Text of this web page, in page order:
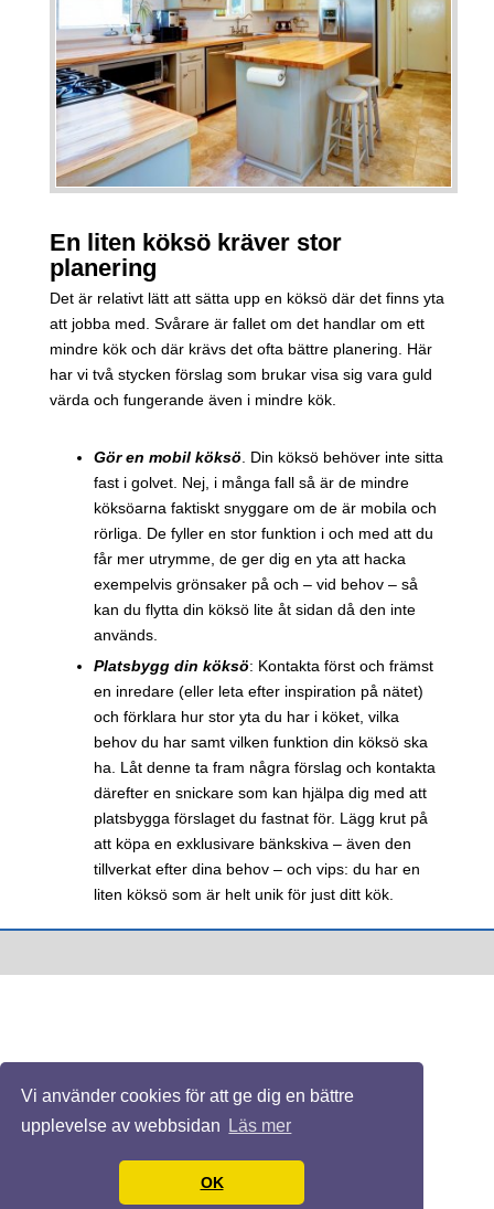
Vi använder cookies för att ge dig en bättre
upplevelse av webbsidan
Läs mer
OK
En liten köksö kräver stor
planering
Det är relativt lätt att sätta upp en köksö där det finns yta
att jobba med. Svårare är fallet om det handlar om ett
mindre kök och där krävs det ofta bättre planering. Här
har vi två stycken förslag som brukar visa sig vara guld
värda och fungerande även i mindre kök.
Gör en mobil köksö . Din köksö behöver inte sitta
fast i golvet. Nej, i många fall så är de mindre
köksöarna faktiskt snyggare om de är mobila och
rörliga. De fyller en stor funktion i och med att du
får mer utrymme, de ger dig en yta att hacka
exempelvis grönsaker på och – vid behov – så
kan du flytta din köksö lite åt sidan då den inte
används.
Platsbygg din köksö: Kontakta först och främst
en inredare (eller leta efter inspiration på nätet)
och förklara hur stor yta du har i köket, vilka
behov du har samt vilken funktion din köksö ska
ha. Låt denne ta fram några förslag och kontakta
därefter en snickare som kan hjälpa dig med att
platsbygga förslaget du fastnat för. Lägg krut på
att köpa en exklusivare bänkskiva – även den
tillverkat efter dina behov – och vips: du har en
liten köksö som är helt unik för just ditt kök.